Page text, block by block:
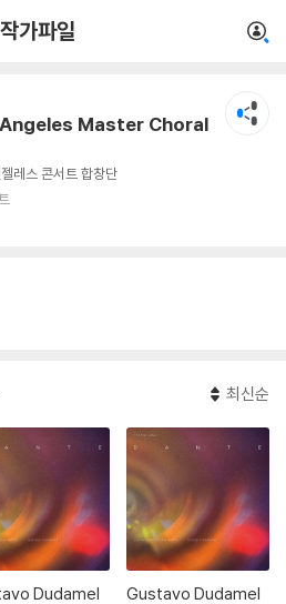
작가파일
Master Choral
레스 콘서트 합창단
최신순
Dudamel
Gustavo Dudamel